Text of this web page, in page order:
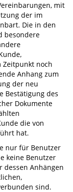
mit
der im
Die in den
besondere
Zeitpunkt noch
Anhang zum
der neu
Bestätigung des
Dokumente
die von
hat.
nur für Benutzer
keine Benutzer
dessen Anhängen
sind.